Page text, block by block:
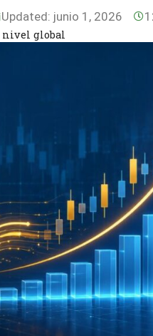
Updated: junio 1, 2026
nivel global